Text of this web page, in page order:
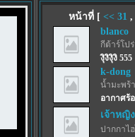
หน้าที่ [ << 31 ,
blanco
กีต้าร์โป
งุิงิงุิงิ 555
k-dong
น้ำมะพร้
อากาศร้
เจ้าหญิ
ปากกาไ